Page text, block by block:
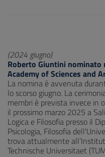
(2024 giugno)
Roberto Giuntini nominato
Academy of Sciences and
La nomina è avvenuta
lo scorso giugno. La
membri è prevista invece in
il prossimo marzo 2025 a
Logica e Filosofia presso il
Psicologia, Filosofia
trova attualmente
Technische Universitaet